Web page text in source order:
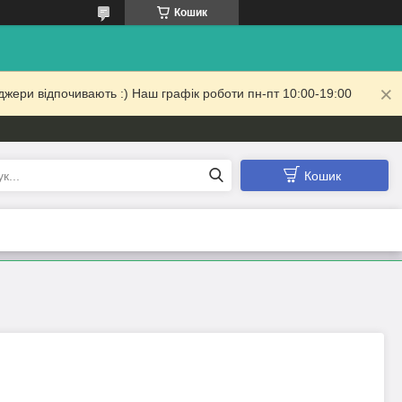
Кошик
відпочивають :) Наш графік роботи пн-пт 10:00-19:00
Кошик